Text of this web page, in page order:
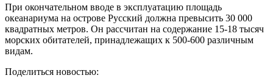
При окончательном вводе в эксплуатацию площадь
океанариума на острове Русский должна превысить 30 000
квадратных метров. Он рассчитан на содержание 15-18 тысяч
морских обитателей, принадлежащих к 500-600 различным
видам.
Поделиться новостью: